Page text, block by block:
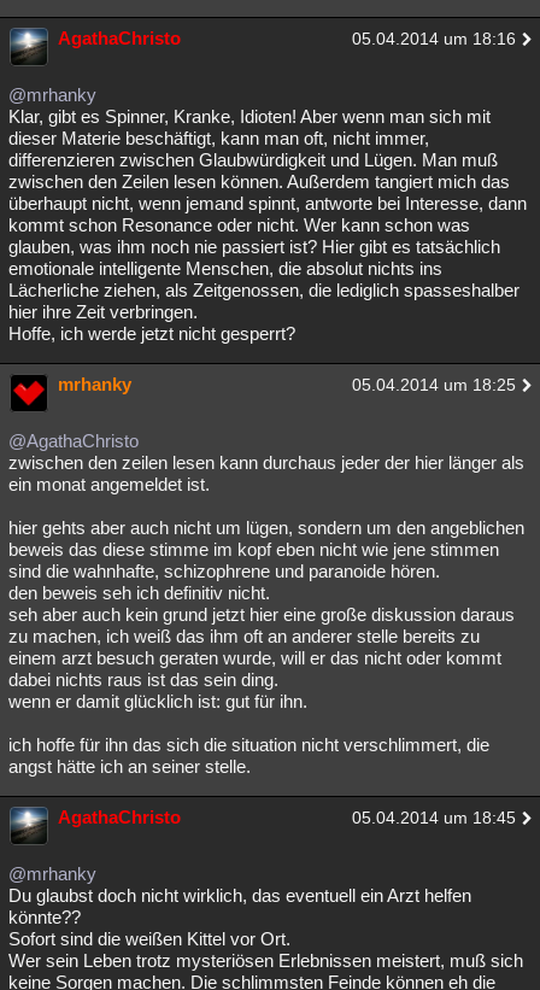
AgathaChristo 05.04.2014 um 18:16
@mrhanky
Klar, gibt es Spinner, Kranke, Idioten! Aber wenn man sich mit
dieser Materie beschäftigt, kann man oft, nicht immer,
differenzieren zwischen Glaubwürdigkeit und Lügen. Man muß
zwischen den Zeilen lesen können. Außerdem tangiert mich das
überhaupt nicht, wenn jemand spinnt, antworte bei Interesse, dann
kommt schon Resonance oder nicht. Wer kann schon was
glauben, was ihm noch nie passiert ist? Hier gibt es tatsächlich
emotionale intelligente Menschen, die absolut nichts ins
Lächerliche ziehen, als Zeitgenossen, die lediglich spasseshalber
hier ihre Zeit verbringen.
Hoffe, ich werde jetzt nicht gesperrt?
mrhanky 05.04.2014 um 18:25
@AgathaChristo
zwischen den zeilen lesen kann durchaus jeder der hier länger als
ein monat angemeldet ist.
hier gehts aber auch nicht um lügen, sondern um den angeblichen
beweis das diese stimme im kopf eben nicht wie jene stimmen
sind die wahnhafte, schizophrene und paranoide hören.
den beweis seh ich definitiv nicht.
seh aber auch kein grund jetzt hier eine große diskussion daraus
zu machen, ich weiß das ihm oft an anderer stelle bereits zu
einem arzt besuch geraten wurde, will er das nicht oder kommt
dabei nichts raus ist das sein ding.
wenn er damit glücklich ist: gut für ihn.
ich hoffe für ihn das sich die situation nicht verschlimmert, die
angst hätte ich an seiner stelle.
AgathaChristo 05.04.2014 um 18:45
@mrhanky
Du glaubst doch nicht wirklich, das eventuell ein Arzt helfen
könnte??
Sofort sind die weißen Kittel vor Ort.
Wer sein Leben trotz mysteriösen Erlebnissen meistert, muß sich
keine Sorgen machen. Die schlimmsten Feinde können eh die